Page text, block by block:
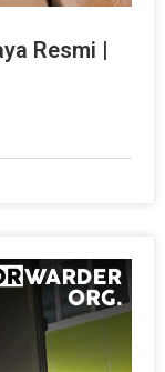
Resmi |